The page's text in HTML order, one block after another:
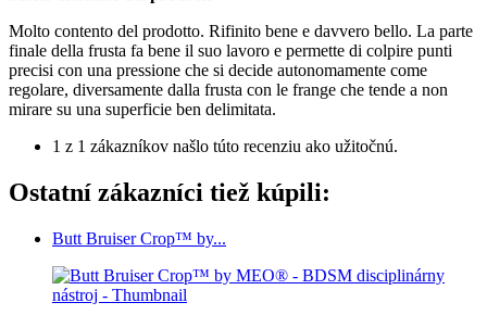
Molto contento del prodotto. Rifinito bene e davvero bello. La parte
finale della frusta fa bene il suo lavoro e permette di colpire punti
precisi con una pressione che si decide autonomamente come
regolare, diversamente dalla frusta con le frange che tende a non
mirare su una superficie ben delimitata.
1 z 1 zákazníkov našlo túto recenziu ako užitočnú.
Ostatní zákazníci tiež kúpili:
Butt Bruiser Crop™ by...